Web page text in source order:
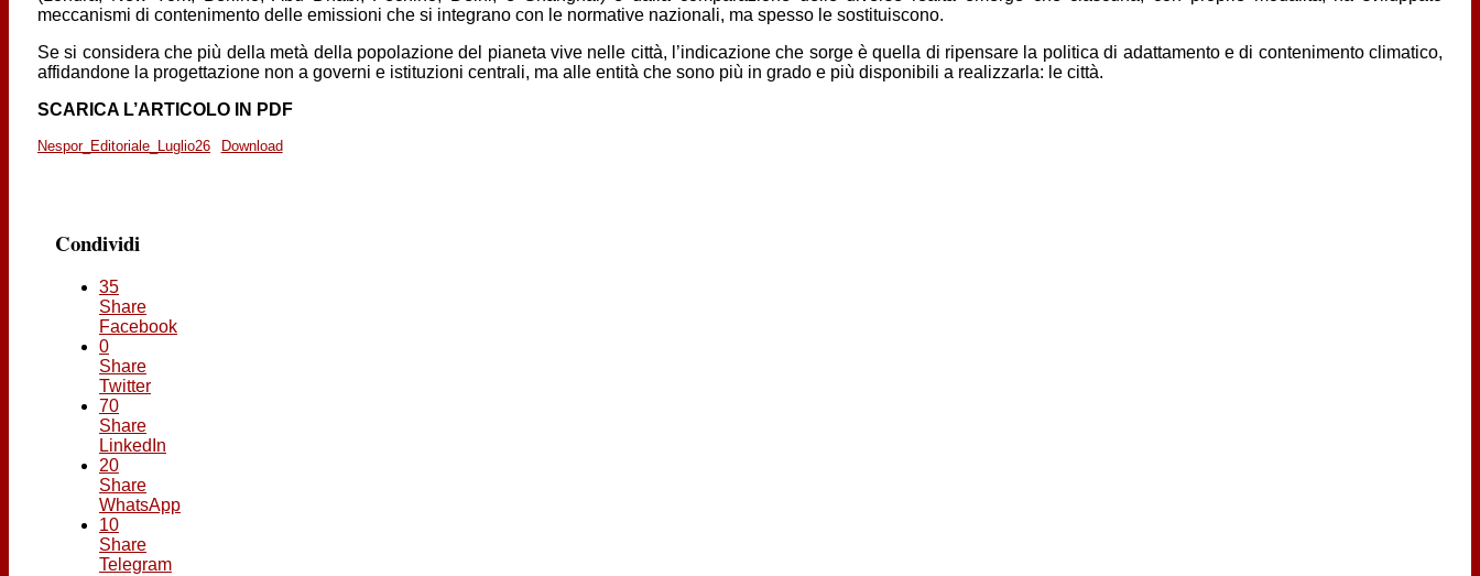
meccanismi di contenimento delle emissioni che si integrano con le normative nazionali, ma spesso le sostituiscono.
Se si considera che più della metà della popolazione del pianeta vive nelle città, l’indicazione che sorge è quella di ripensare la politica di adattamento e di contenimento climatico,
affidandone la progettazione non a governi e istituzioni centrali, ma alle entità che sono più in grado e più disponibili a realizzarla: le città.
SCARICA L’ARTICOLO IN PDF
Nespor_Editoriale_Luglio26 Download
Condividi
35
Share
Facebook
0
Share
Twitter
70
Share
LinkedIn
20
Share
WhatsApp
10
Share
Telegram